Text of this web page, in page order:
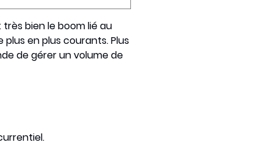
bien le boom lié au
en plus courants. Plus
de gérer un volume de